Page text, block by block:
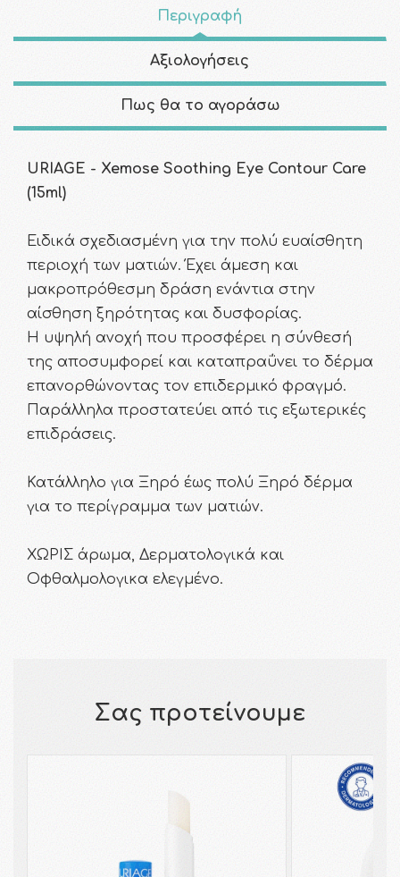
Περιγραφή
Αξιολογήσεις
Πως θα το αγοράσω
URIAGE - Xemose Soothing Eye Contour Care
(15ml)
Ειδικά σχεδιασμένη για την πολύ ευαίσθητη
περιοχή των ματιών. Έχει άμεση και
μακροπρόθεσμη δράση ενάντια στην
αίσθηση ξηρότητας και δυσφορίας.
Η υψηλή ανοχή που προσφέρει η σύνθεσή
της αποσυμφορεί και καταπραΰνει το δέρμα
επανορθώνοντας τον επιδερμικό φραγμό.
Παράλληλα προστατεύει από τις εξωτερικές
επιδράσεις.
Κατάλληλο για Ξηρό έως πολύ Ξηρό δέρμα
για το περίγραμμα των ματιών.
ΧΩΡΙΣ άρωμα, Δερματολογικά και
Οφθαλμολογικα ελεγμένο.
Σας προτείνουμε